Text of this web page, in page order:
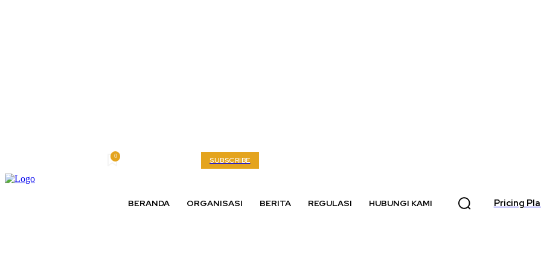
0 SUBSCRIBE
BERANDA ORGANISASI BERITA REGULASI HUBUNGI KAMI Pricing